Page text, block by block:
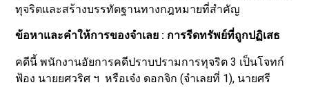
ทุจริตและสร้างบรรทัดฐานทางกฎหมายที่สำคัญ
ข้อหาและคำให้การของจำเลย : การรีดทรัพย์ที่ถูกปฏิเสธ
คดีนี้ พนักงานอัยการคดีปราบปรามการทุจริต 3 เป็นโจทก์
ฟ้อง นายยศวริศ ฯ หรือเจ๋ง ดอกจิก (จำเลยที่ 1), นายศรี